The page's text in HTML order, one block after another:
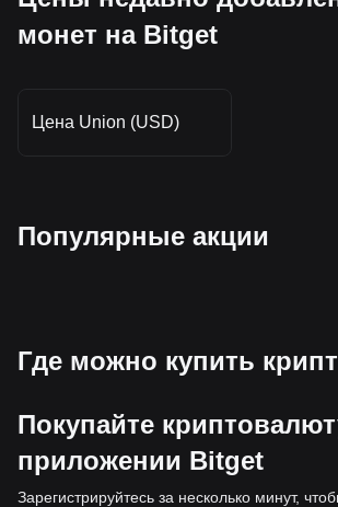
монет на Bitget
Цена Union (USD)
Популярные акции
Где можно купить
Покупайте
приложении Bitget
Зарегистрируйтесь за несколько минут,